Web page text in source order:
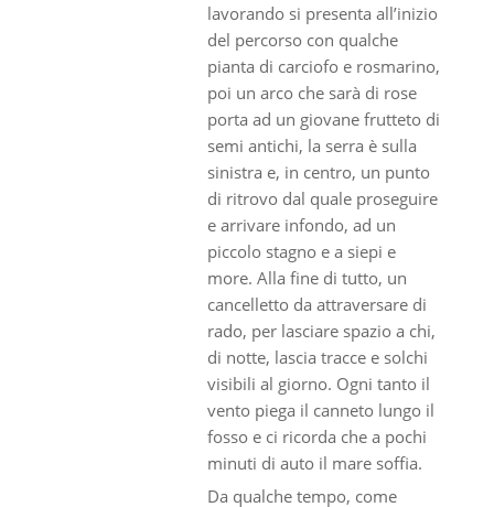
lavorando si presenta all’inizio
del percorso con qualche
pianta di carciofo e rosmarino,
poi un arco che sarà di rose
porta ad un giovane frutteto di
semi antichi, la serra è sulla
sinistra e, in centro, un punto
di ritrovo dal quale proseguire
e arrivare infondo, ad un
piccolo stagno e a siepi e
more. Alla fine di tutto, un
cancelletto da attraversare di
rado, per lasciare spazio a chi,
di notte, lascia tracce e solchi
visibili al giorno. Ogni tanto il
vento piega il canneto lungo il
fosso e ci ricorda che a pochi
minuti di auto il mare soffia.
Da qualche tempo, come